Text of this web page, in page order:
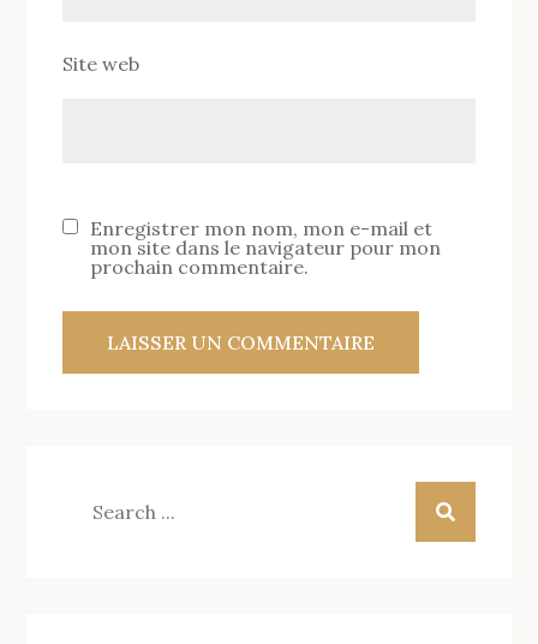
Site web
Enregistrer mon nom, mon e-mail et
mon site dans le navigateur pour mon
prochain commentaire.